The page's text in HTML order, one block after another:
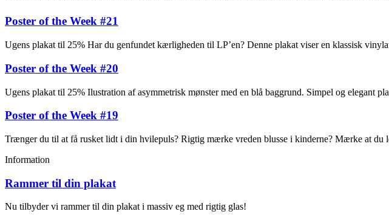
Poster of the Week #21
Ugens plakat til 25% Har du genfundet kærligheden til LP’en? Denne plakat viser en klassisk
Poster of the Week #20
Ugens plakat til 25% Ilustration af asymmetrisk mønster med en blå baggrund. Simpel og elegant
Poster of the Week #19
Trænger du til at få rusket lidt i din hvilepuls? Rigtig mærke vreden blusse i kinderne? Mærke at du
Information
Rammer til din plakat
Nu tilbyder vi rammer til din plakat i massiv eg med rigtig glas!